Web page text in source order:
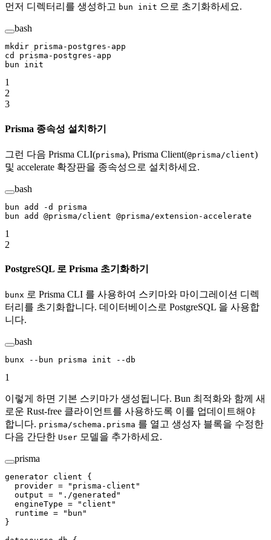
먼저 디렉터리를 생성하고 bun init 으로 초기화하세요.
bash
mkdir prisma-postgres-app
cd
prisma-postgres-app
bun init
1
2
3
Prisma 종속성 설치하기
그런 다음 Prisma CLI(prisma), Prisma Client(@prisma/client)
및 accelerate 확장판을 종속성으로 설치하세요.
bash
bun add -d
prisma
bun add @prisma/client @prisma/extension-accelerate
1
2
PostgreSQL 로 Prisma 초기화하기
bunx 로 Prisma CLI 를 사용하여 스키마와 마이그레이션 디렉
터리를 초기화합니다. 데이터베이스로 PostgreSQL 을 사용합
니다.
bash
bunx --bun prisma init --db
1
이렇게 하면 기본 스키마가 생성됩니다. Bun 최적화와 함께 새
로운 Rust-free 클라이언트를 사용하도록 이를 업데이트해야
합니다. prisma/schema.prisma 를 열고 생성자 블록을 수정한
다음 간단한 User 모델을 추가하세요.
prisma
generator client {
  provider
= "prisma-client"
  output
= "./generated"
  engineType
= "client"
  runtime
= "bun"
}